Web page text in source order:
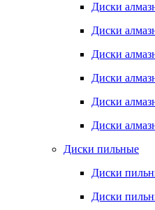
Диски
Диски
Диски
Диски
Диски
Диски
Диски пильные
Диски
Диски